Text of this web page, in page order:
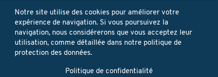
Envoi
Newsletter
Restez à jour! Vos données personnelles ne seront jamais
Notre site utilise des cookies pour améliorer votre
expérience de navigation. Si vous poursuivez la
navigation, nous considérerons que vous acceptez leur
utilisation, comme détaillée dans notre politique de
protection des données.
Politique de confidentialité